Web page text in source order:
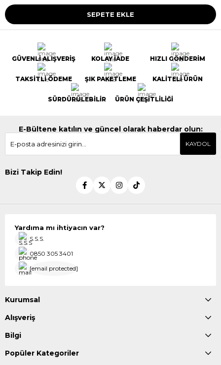
GÜVENLİ ALIŞVERİŞ KOLAY İADE HIZLI GÖNDERİM
TAKSİTLİ ÖDEME ŞIK PAKETLEME KALİTELİ ÜRÜN
SÜRDÜRÜLEBİLİR ÜRÜN ÇEŞİTLİLİĞİ
E-Bültene katılın ve güncel olarak haberdar olun:
KAYDOL
Bizi Takip Edin!
Yardıma mı ihtiyacın var?
S.S.S.
0850 305 3401
[email protected]
Kurumsal
Alışveriş
Bilgi
Popüler Kategoriler